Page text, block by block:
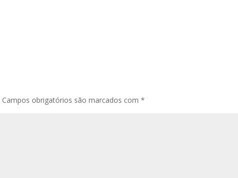
Campos obrigatórios são marcados com*